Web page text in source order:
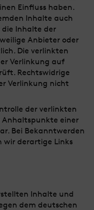
Einfluss haben.
Inhalte auch
die Inhalte der
Anbieter oder
Die verlinkten
Verlinkung auf
Rechtswidrige
Verlinkung nicht
der verlinkten
Anhaltspunkte einer
Bei Bekanntwerden
wir derartige Links
Inhalte und
dem deutschen